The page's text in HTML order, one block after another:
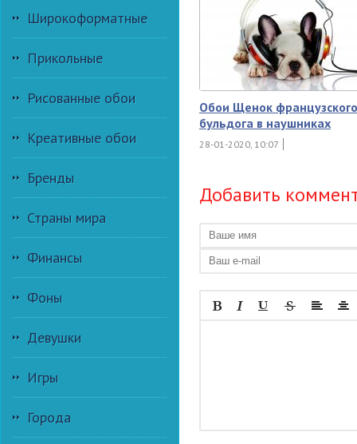
Широкоформатные
Прикольные
Рисованные обои
Креативные обои
Бренды
Страны мира
Финансы
Фоны
Девушки
Игры
Города
Обои Щенок французского
бульдога в наушниках
28-01-2020, 10:07
Добавить